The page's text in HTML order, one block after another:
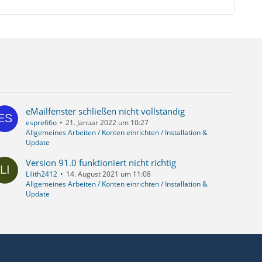
eMailfenster schließen nicht vollständig
espre66o
21. Januar 2022 um 10:27
Allgemeines Arbeiten / Konten einrichten / Installation &
Update
Version 91.0 funktioniert nicht richtig
Lilith2412
14. August 2021 um 11:08
Allgemeines Arbeiten / Konten einrichten / Installation &
Update